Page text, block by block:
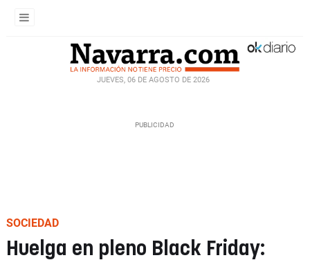
JUEVES, 06 DE AGOSTO DE 2026
SOCIEDAD
Huelga en pleno Black Friday: